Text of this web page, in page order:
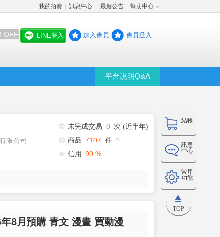
我的拍賣 訊息中心 最新公告 幫助中心
OFF LINE登入 加入會員 會員登入
平台說明Q&A
結帳
訊息
中心
常用
功能
TOP
限公司
未完成交易 0
次 (近半年)
商品 7107 件 ❔
信用 99 %
8月預購 青文 漫畫 買動漫